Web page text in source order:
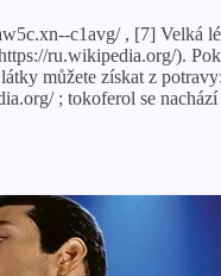
c1avg/ , [7] Velká
ru.wikipedia.org/).
můžete získat z
; tokoferol se